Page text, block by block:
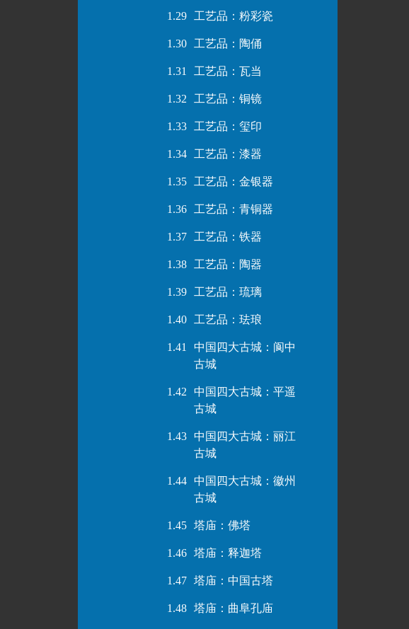
1.29 工艺品：粉彩瓷
1.30 工艺品：陶俑
1.31 工艺品：瓦当
1.32 工艺品：铜镜
1.33 工艺品：玺印
1.34 工艺品：漆器
1.35 工艺品：金银器
1.36 工艺品：青铜器
1.37 工艺品：铁器
1.38 工艺品：陶器
1.39 工艺品：琉璃
1.40 工艺品：珐琅
1.41
中国四大古城：阆中
古城
1.42
中国四大古城：平遥
古城
1.43
中国四大古城：丽江
古城
1.44
中国四大古城：徽州
古城
1.45 塔庙：佛塔
1.46 塔庙：释迦塔
1.47 塔庙：中国古塔
1.48 塔庙：曲阜孔庙